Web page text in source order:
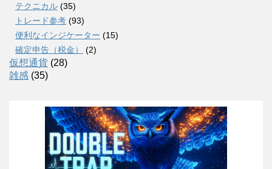
テクニカル (35)
トレード参考 (93)
便利なインジケーター (15)
確定申告（税金）
(2)
仮想通貨 (28)
雑感 (35)